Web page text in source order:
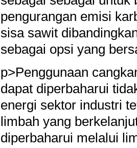
pengurangan emisi
sisa sawit
sebagai opsi yang
p>Penggunaan
dapat diperbaharui
energi sektor industri
limbah yang
diperbaharui melalui